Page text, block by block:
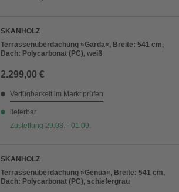
SKANHOLZ
Terrassenüberdachung »Garda«, Breite: 541 cm,
Dach: Polycarbonat (PC), weiß
2.299,00 €
Verfügbarkeit im Markt prüfen
lieferbar
Zustellung 29.08. - 01.09.
SKANHOLZ
Terrassenüberdachung »Genua«, Breite: 541 cm,
Dach: Polycarbonat (PC), schiefergrau